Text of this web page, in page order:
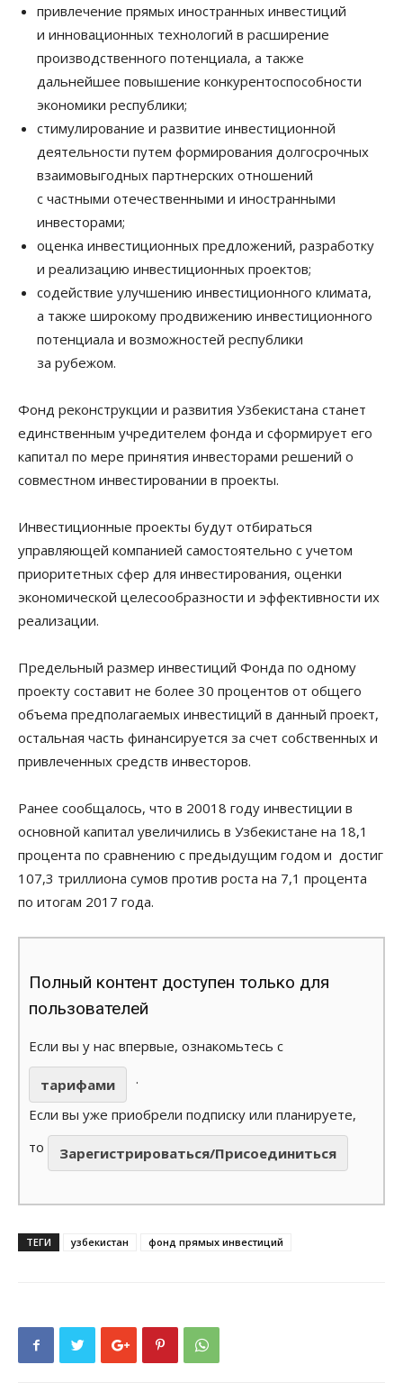
привлечение прямых иностранных инвестиций
и инновационных технологий в расширение
производственного потенциала, а также
дальнейшее повышение конкурентоспособности
экономики республики;
стимулирование и развитие инвестиционной
деятельности путем формирования долгосрочных
взаимовыгодных партнерских отношений
с частными отечественными и иностранными
инвесторами;
оценка инвестиционных предложений, разработку
и реализацию инвестиционных проектов;
содействие улучшению инвестиционного климата,
а также широкому продвижению инвестиционного
потенциала и возможностей республики
за рубежом.
Фонд реконструкции и развития Узбекистана станет
единственным учредителем фонда и сформирует его
капитал по мере принятия инвесторами решений о
совместном инвестировании в проекты.
Инвестиционные проекты будут отбираться
управляющей компанией самостоятельно с учетом
приоритетных сфер для инвестирования, оценки
экономической целесообразности и эффективности их
реализации.
Предельный размер инвестиций Фонда по одному
проекту составит не более 30 процентов от общего
объема предполагаемых инвестиций в данный проект,
остальная часть финансируется за счет собственных и
привлеченных средств инвесторов.
Ранее сообщалось, что в 20018 году инвестиции в
основной капитал увеличились в Узбекистане на 18,1
процента по сравнению с предыдущим годом и достиг
107,3 триллиона сумов против роста на 7,1 процента
по итогам 2017 года.
Полный контент доступен только для
пользователей
Если вы у нас впервые, ознакомьтесь с
тарифами
.
Если вы уже приобрели подписку или планируете,
то
Зарегистрироваться/Присоединиться
ТЕГИ узбекистан фонд прямых инвестиций